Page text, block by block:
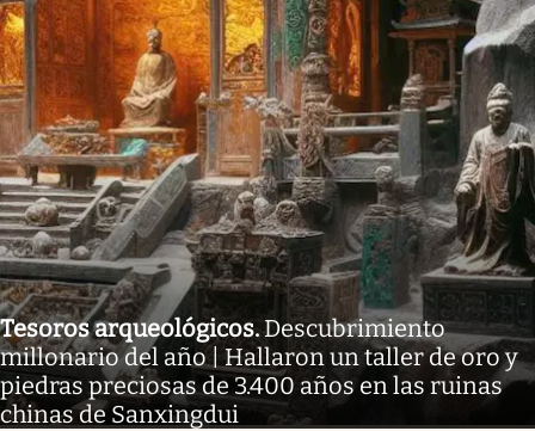
Tesoros arqueológicos.Descubrimiento
millonario del año | Hallaron un taller de oro y
piedras preciosas de 3.400 años en las ruinas
chinas de Sanxingdui